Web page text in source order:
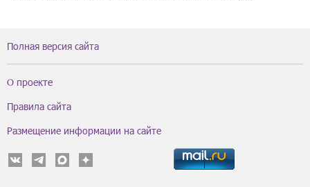
Полная версия сайта
О проекте
Правила сайта
Размещение информации на сайте